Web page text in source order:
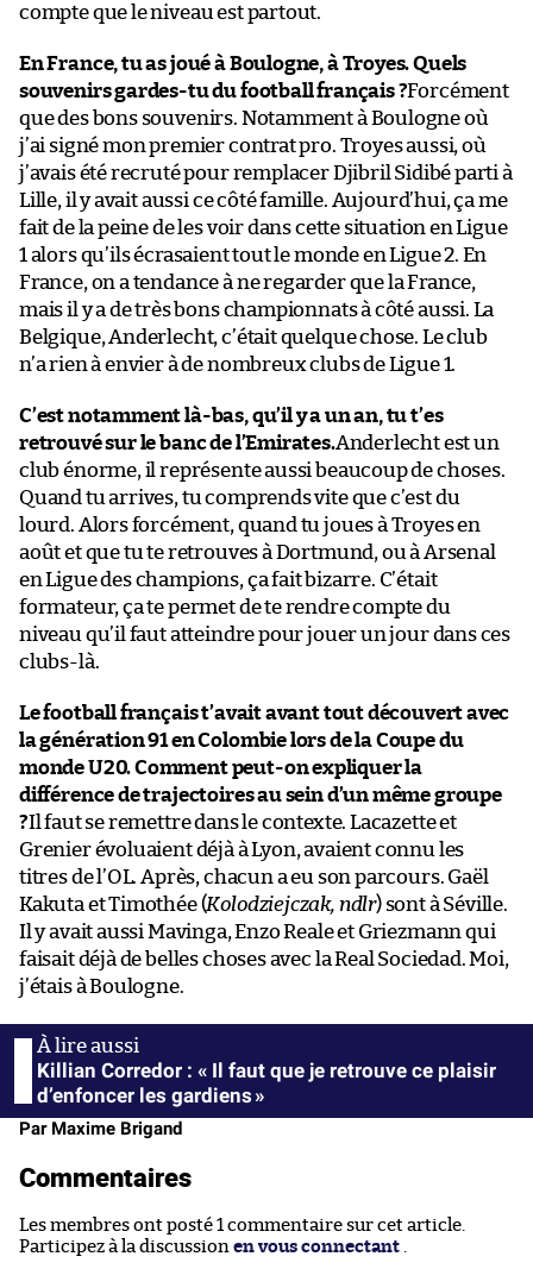
compte que le niveau est partout.
En France, tu as joué à Boulogne, à Troyes. Quels
souvenirs gardes-tu du football français ?Forcément
que des bons souvenirs. Notamment à Boulogne où
j’ai signé mon premier contrat pro. Troyes aussi, où
j’avais été recruté pour remplacer Djibril Sidibé parti à
Lille, il y avait aussi ce côté famille. Aujourd’hui, ça me
fait de la peine de les voir dans cette situation en Ligue
1 alors qu’ils écrasaient tout le monde en Ligue 2. En
France, on a tendance à ne regarder que la France,
mais il y a de très bons championnats à côté aussi. La
Belgique, Anderlecht, c’était quelque chose. Le club
n’a rien à envier à de nombreux clubs de Ligue 1.
C’est notamment là-bas, qu’il y a un an, tu t’es
retrouvé sur le banc de l’Emirates.Anderlecht est un
club énorme, il représente aussi beaucoup de choses.
Quand tu arrives, tu comprends vite que c’est du
lourd. Alors forcément, quand tu joues à Troyes en
août et que tu te retrouves à Dortmund, ou à Arsenal
en Ligue des champions, ça fait bizarre. C’était
formateur, ça te permet de te rendre compte du
niveau qu’il faut atteindre pour jouer un jour dans ces
clubs-là.
Le football français t’avait avant tout découvert avec
la génération 91 en Colombie lors de la Coupe du
monde U20. Comment peut-on expliquer la
différence de trajectoires au sein d’un même groupe
?Il faut se remettre dans le contexte. Lacazette et
Grenier évoluaient déjà à Lyon, avaient connu les
titres de l’OL. Après, chacun a eu son parcours. Gaël
Kakuta et Timothée (Kolodziejczak, ndlr) sont à Séville.
Il y avait aussi Mavinga, Enzo Reale et Griezmann qui
faisait déjà de belles choses avec la Real Sociedad. Moi,
j’étais à Boulogne.
Killian Corredor : « Il faut que je retrouve ce plaisir
d’enfoncer les gardiens »
Par Maxime Brigand
Commentaires
Les membres ont posté 1 commentaire sur cet article.
Participez à la discussion en vous connectant